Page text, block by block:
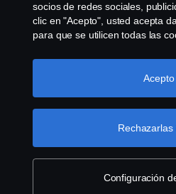
Cookie settings
© Copyright Scania 2022 All rights
CV AB (publ), SE-151 87
+46-8-55 38 10 00, Fax: +46-8-55
socios de redes sociales,
clic en "Acepto", usted acepta
para que se utilicen todas las
haciendo clic en "Configuración
seleccionando las categorías
Más información
Configuración
Rechazarlas
Acepto